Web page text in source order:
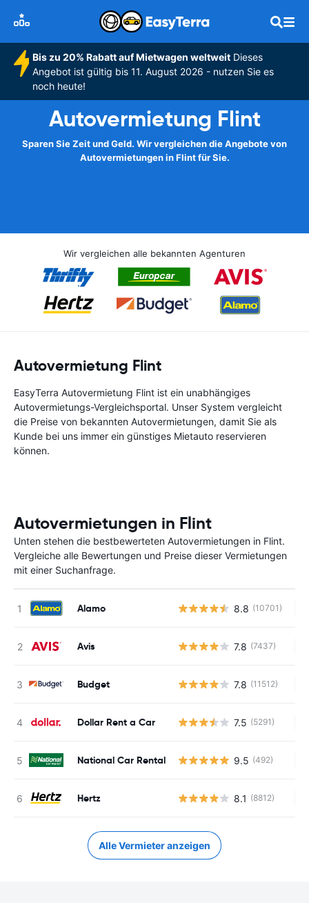
Bis zu 20% Rabatt auf Mietwagen weltweitDieses
Angebot ist gültig bis 11. August 2026 - nutzen Sie es
noch heute!
Autovermietung Flint
Sparen Sie Zeit und Geld. Wir vergleichen die Angebote von
Autovermietungen in Flint für Sie.
Wir vergleichen alle bekannten Agenturen
Autovermietung Flint
EasyTerra Autovermietung Flint ist ein unabhängiges
Autovermietungs-Vergleichsportal. Unser System vergleicht
die Preise von bekannten Autovermietungen, damit Sie als
Kunde bei uns immer ein günstiges Mietauto reservieren
können.
Autovermietungen in Flint
Unten stehen die bestbewerteten Autovermietungen in Flint.
Vergleiche alle Bewertungen und Preise dieser Vermietungen
mit einer Suchanfrage.
Alamo 8.8 (10701)
Avis 7.8 (7437)
Budget 7.8 (11512)
Dollar Rent a Car 7.5 (5291)
National Car Rental 9.5 (492)
Hertz 8.1 (8812)
Alle Vermieter anzeigen